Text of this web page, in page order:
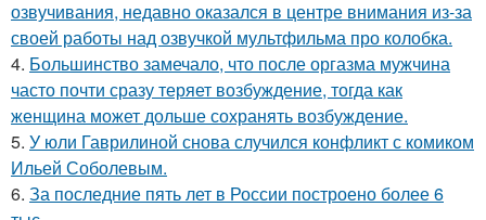
озвучивания, недавно оказался в центре внимания из-за
своей работы над озвучкой мультфильма про колобка.
4. Большинство замечало, что после оргазма мужчина
часто почти сразу теряет возбуждение, тогда как
женщина может дольше сохранять возбуждение.
5. У юли Гаврилиной снова случился конфликт с комиком
Ильей Соболевым.
6. За последние пять лет в России построено более 6